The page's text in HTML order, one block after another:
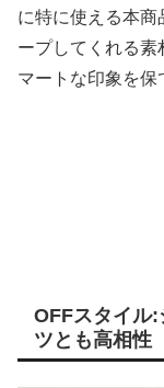
に特に使える本商
ープしてくれる素
マートな印象を保
OFFスタイル
ツとも高相性